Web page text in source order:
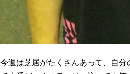
今週は芝居がたくさんあって、自